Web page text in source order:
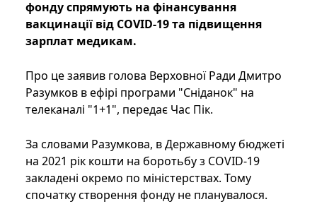
фонду спрямують на фінансування
вакцинації від COVID-19 та підвищення
зарплат медикам.
Про це заявив голова Верховної Ради Дмитро
Разумков в ефірі програми "Сніданок" на
телеканалі "1+1", передає Час Пік.
За словами Разумкова, в Державному бюджеті
на 2021 рік кошти на боротьбу з COVID-19
закладені окремо по міністерствах. Тому
спочатку створення фонду не планувалося.